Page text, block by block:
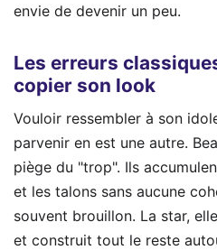
envie de devenir un peu.
Les erreurs
copier son look
Vouloir ressembler à son
parvenir en est une autre.
piège du "trop". Ils
et les talons sans aucune
souvent brouillon. La star,
et construit tout le reste